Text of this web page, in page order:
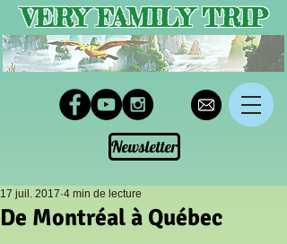
Newsletter
VERY FAMILY TRIP
De Montréal à Québec
17 juil. 2017 4 min de lecture